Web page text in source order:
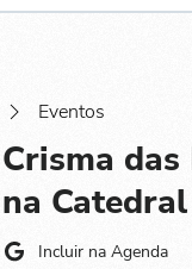
Eventos
Crisma
na
Incluir na Agenda